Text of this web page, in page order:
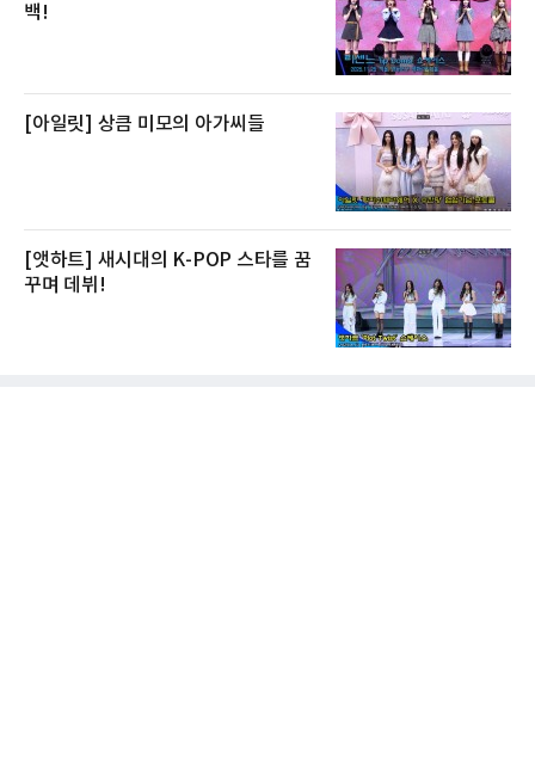
백!
[아일릿] 상큼 미모의 아가씨들
[앳하트] 새시대의 K-POP 스타를 꿈
꾸며 데뷔!